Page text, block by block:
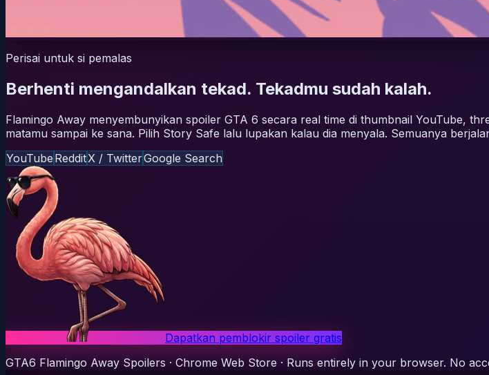
Perisai untuk si pemalas
Berhenti mengandalkan tekad. Tekadmu sudah kalah.
Flamingo Away menyembunyikan spoiler GTA 6 secara real time di thumbnail YouTube,
matamu sampai ke sana. Pilih Story Safe lalu lupakan kalau dia menyala. Semuanya
YouTube RedditX / TwitterGoogle Search
Dapatkan pemblokir spoiler gratis
GTA6 Flamingo Away Spoilers · Chrome Web Store · Runs entirely in your browser. No